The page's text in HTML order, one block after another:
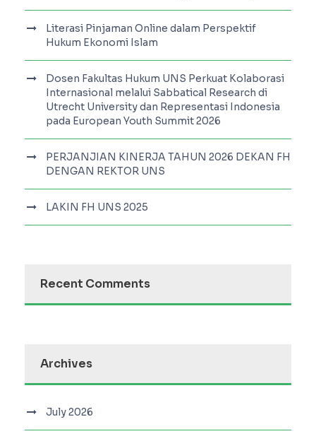
Literasi Pinjaman Online dalam Perspektif
Hukum Ekonomi Islam
Dosen Fakultas Hukum UNS Perkuat Kolaborasi
Internasional melalui Sabbatical Research di
Utrecht University dan Representasi Indonesia
pada European Youth Summit 2026
PERJANJIAN KINERJA TAHUN 2026 DEKAN FH
DENGAN REKTOR UNS
LAKIN FH UNS 2025
Recent Comments
Archives
July 2026